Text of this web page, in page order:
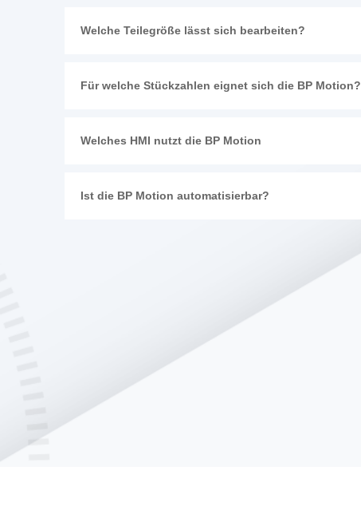
Welche Teilegröße lässt sich bearbeiten?
Für welche Stückzahlen eignet sich die BP Motion?
Welches HMI nutzt die BP Motion
Ist die BP Motion automatisierbar?